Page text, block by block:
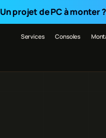
Un projet de PC à monter
Services Consoles